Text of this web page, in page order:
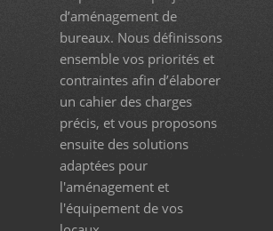
d’aménagement de
bureaux. Nous définissons
ensemble vos priorités et
contraintes afin d’élaborer
un cahier des charges
précis, et vous proposons
ensuite des solutions
adaptées pour
l'aménagement et
l'équipement de vos